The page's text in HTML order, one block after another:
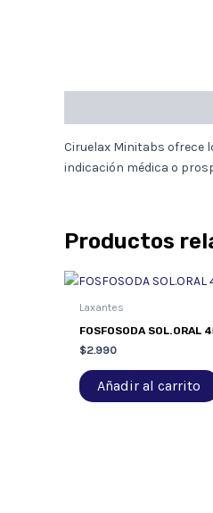
Ciruelax Minitabs ofrece
indicación médica o
Productos
Laxantes
FOSFOSODA SOL.ORAL
$2.990
Añadir al carrito